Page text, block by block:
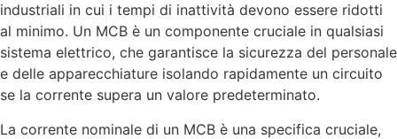
industriali in cui i tempi di inattività devono essere ridotti
al minimo. Un MCB è un componente cruciale in qualsiasi
sistema elettrico, che garantisce la sicurezza del personale
e delle apparecchiature isolando rapidamente un circuito
se la corrente supera un valore predeterminato.
La corrente nominale di un MCB è una specifica cruciale,